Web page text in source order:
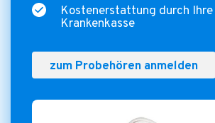
Kostenerstattung durch Ihre
Krankenkasse
zum Probehören anmelden